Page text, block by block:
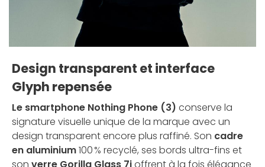
Design transparent et interface
Glyph repensée
Le smartphone Nothing Phone (3) conserve la
signature visuelle unique de la marque avec un
design transparent encore plus raffiné. Son cadre
en aluminium100 % recyclé, ses bords ultra-fins et